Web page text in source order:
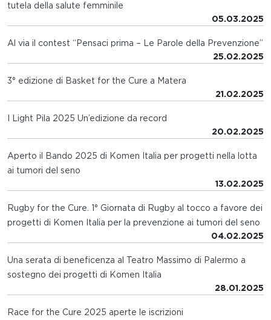
tutela della salute femminile
05.03.2025
Al via il contest “Pensaci prima – Le Parole della Prevenzione”
25.02.2025
3° edizione di Basket for the Cure a Matera
21.02.2025
I Light Pila 2025 Un’edizione da record
20.02.2025
Aperto il Bando 2025 di Komen Italia per progetti nella lotta
ai tumori del seno
13.02.2025
Rugby for the Cure. 1° Giornata di Rugby al tocco a favore dei
progetti di Komen Italia per la prevenzione ai tumori del seno
04.02.2025
Una serata di beneficenza al Teatro Massimo di Palermo a
sostegno dei progetti di Komen Italia
28.01.2025
Race for the Cure 2025 aperte le iscrizioni